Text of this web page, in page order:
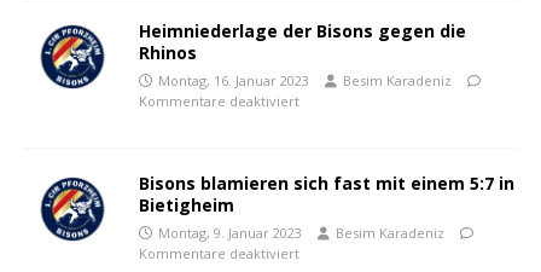
Heimniederlage der Bisons gegen die
Rhinos
Montag, 16. Januar 2023
Besim Karadeniz
Kommentare deaktiviert
Bisons blamieren sich fast mit einem 5:7 in
Bietigheim
Montag, 9. Januar 2023
Besim Karadeniz
Kommentare deaktiviert